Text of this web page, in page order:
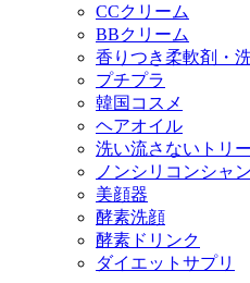
CCクリーム
BBクリーム
香りつき柔軟剤・
プチプラ
韓国コスメ
ヘアオイル
洗い流さないトリ
ノンシリコンシャ
美顔器
酵素洗顔
酵素ドリンク
ダイエットサプリ